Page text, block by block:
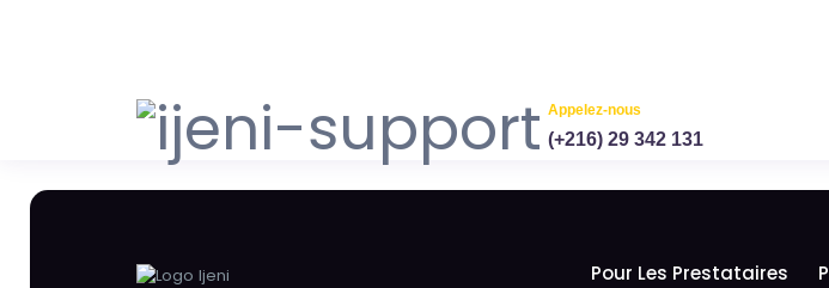
Appelez-nous
(+216) 29 342 131
Pour Les Prestataires